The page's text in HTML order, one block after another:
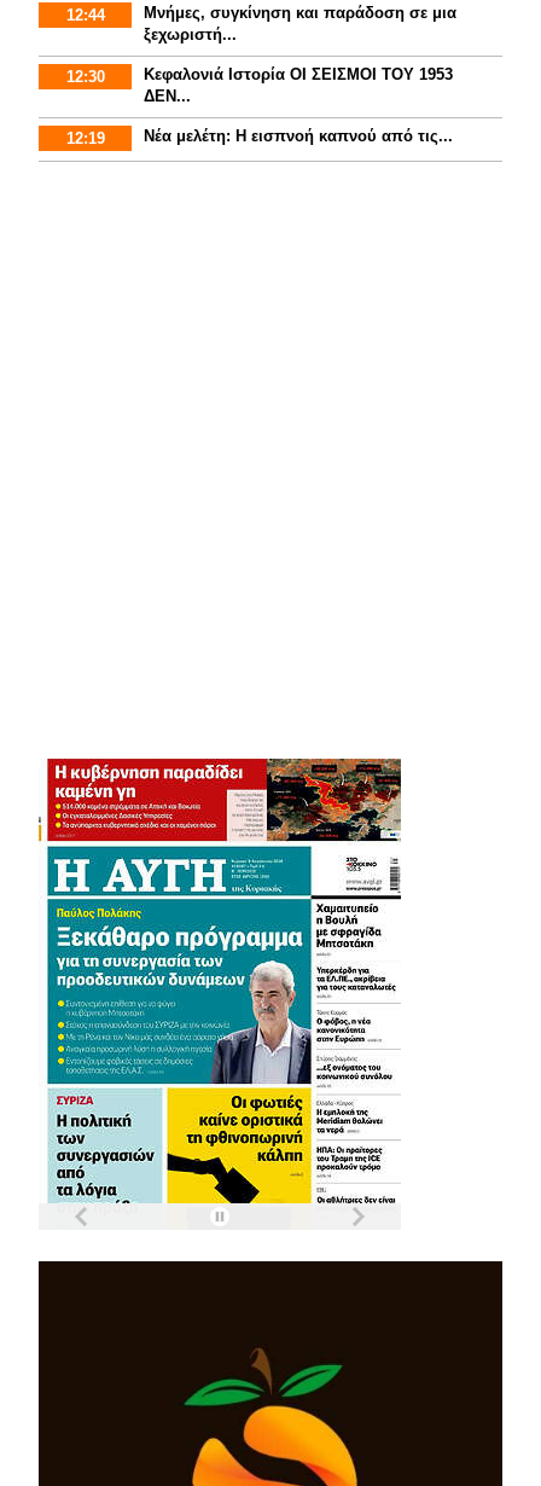
12:44
Μνήμες, συγκίνηση και παράδοση σε μια
ξεχωριστή...
12:30
Κεφαλονιά Ιστορία ΟΙ ΣΕΙΣΜΟΙ ΤΟΥ 1953
ΔΕΝ...
12:19 Νέα μελέτη: Η εισπνοή καπνού από τις...